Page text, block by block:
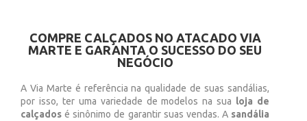
COMPRE CALÇADOS NO ATACADO VIA
MARTE E GARANTA O SUCESSO DO SEU
NEGÓCIO
A Via Marte é referência na qualidade de suas sandálias,
por isso, ter uma variedade de modelos na sua
loja de
calçadosé sinônimo de garantir suas vendas. A sandália